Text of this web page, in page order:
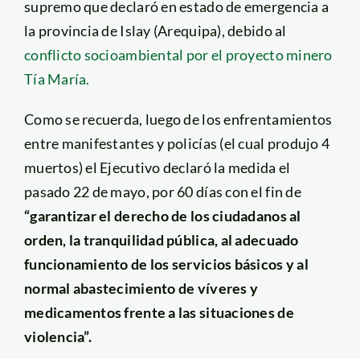
supremo que declaró en estado de emergencia a
la provincia de Islay (Arequipa), debido al
conflicto socioambiental por el proyecto minero
Tía María.
Como se recuerda, luego de los enfrentamientos
entre manifestantes y policías (el cual produjo 4
muertos) el Ejecutivo declaró la medida el
pasado 22 de mayo, por 60 días con el fin de
“garantizar el derecho de los ciudadanos al
orden, la tranquilidad pública, al adecuado
funcionamiento de los servicios básicos y al
normal abastecimiento de víveres y
medicamentos frente a las situaciones de
violencia”.